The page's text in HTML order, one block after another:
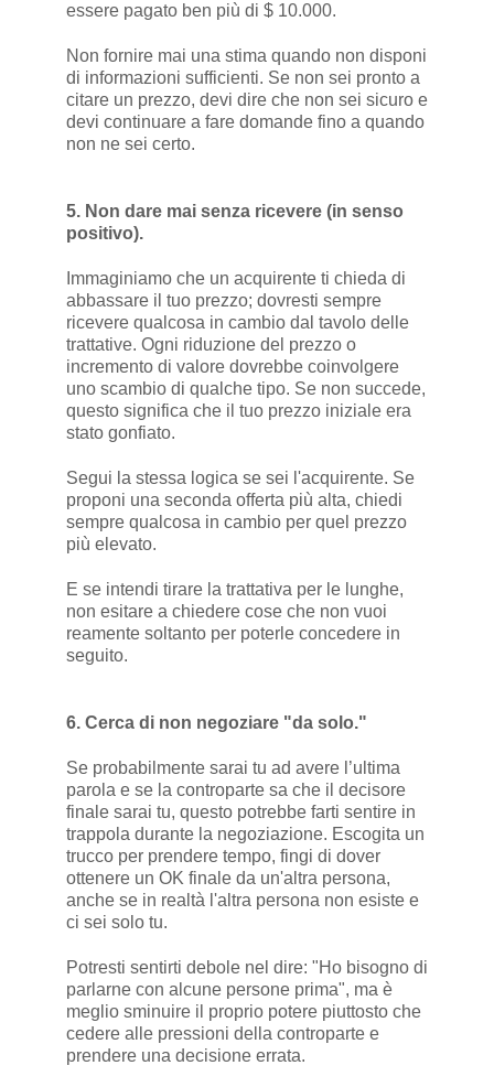
essere pagato ben più di $ 10.000.
Non fornire mai una stima quando non disponi
di informazioni sufficienti. Se non sei pronto a
citare un prezzo, devi dire che non sei sicuro e
devi continuare a fare domande fino a quando
non ne sei certo.
5. Non dare mai senza ricevere (in senso
positivo).
Immaginiamo che un acquirente ti chieda di
abbassare il tuo prezzo; dovresti sempre
ricevere qualcosa in cambio dal tavolo delle
trattative. Ogni riduzione del prezzo o
incremento di valore dovrebbe coinvolgere
uno scambio di qualche tipo. Se non succede,
questo significa che il tuo prezzo iniziale era
stato gonfiato.
Segui la stessa logica se sei l'acquirente. Se
proponi una seconda offerta più alta, chiedi
sempre qualcosa in cambio per quel prezzo
più elevato.
E se intendi tirare la trattativa per le lunghe,
non esitare a chiedere cose che non vuoi
reamente soltanto per poterle concedere in
seguito.
6. Cerca di non negoziare "da solo."
Se probabilmente sarai tu ad avere l’ultima
parola e se la controparte sa che il decisore
finale sarai tu, questo potrebbe farti sentire in
trappola durante la negoziazione. Escogita un
trucco per prendere tempo, fingi di dover
ottenere un OK finale da un'altra persona,
anche se in realtà l'altra persona non esiste e
ci sei solo tu.
Potresti sentirti debole nel dire: "Ho bisogno di
parlarne con alcune persone prima", ma è
meglio sminuire il proprio potere piuttosto che
cedere alle pressioni della controparte e
prendere una decisione errata.